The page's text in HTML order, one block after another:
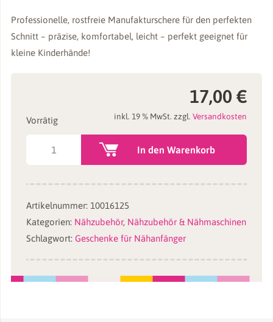
Professionelle, rostfreie Manufakturschere für den perfekten
Schnitt – präzise, komfortabel, leicht – perfekt geeignet für
kleine Kinderhände!
17,00€
inkl. 19 % MwSt. zzgl.Versandkosten
Vorrätig
13
cm
Menge
In den Warenkorb
Artikelnummer: 10016125
Kategorien: Nähzubehör, Nähzubehör & Nähmaschinen
Schlagwort: Geschenke für Nähanfänger